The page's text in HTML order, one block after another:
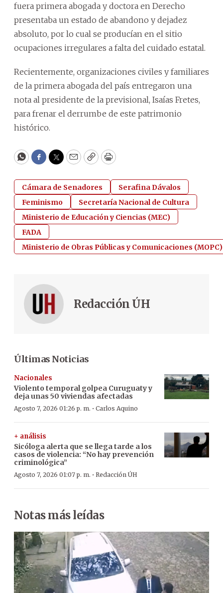
fuera primera abogada y doctora en Derecho
presentaba un estado de abandono y dejadez
absoluto, por lo cual se producían en el sitio
ocupaciones irregulares a falta del cuidado estatal.
Recientemente, organizaciones civiles y familiares
de la primera abogada del país entregaron una
nota al presidente de la previsional, Isaías Fretes,
para frenar el derrumbe de este patrimonio
histórico.
WhatsApp
Facebook
Twitter
EmailCopyPrint
Cámara de Senadores
Serafina Dávalos
Feminismo
Secretaría Nacional de Cultura
Ministerio de Educación y Ciencias (MEC)
FADA
Ministerio de Obras Públicas y Comunicaciones (MOPC)
Redacción ÚH
Últimas Noticias
Nacionales
Violento temporal golpea Curuguaty y
deja unas 50 viviendas afectadas
Agosto 7, 2026 01:26 p. m. · Carlos Aquino
+ análisis
Sicóloga alerta que se llega tarde a los
casos de violencia: “No hay prevención
criminológica”
Agosto 7, 2026 01:07 p. m. · Redacción ÚH
Notas más leídas